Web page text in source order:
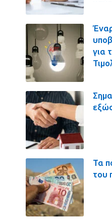
για
Τα
του